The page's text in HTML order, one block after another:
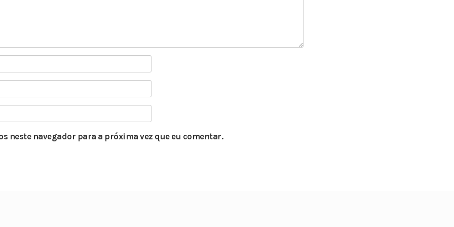
neste navegador para a próxima vez que eu comentar.